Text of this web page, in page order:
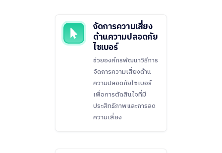
จัดการความเสี่ยง
ด้านความปลอดภัย
ไซเบอร์
ช่วยองค์กรพัฒนาวิธีการ
จัดการความเสี่ยงด้าน
ความปลอดภัยไซเบอร์
เพื่อการตัดสินใจที่มี
ประสิทธิภาพและการลด
ความเสี่ยง